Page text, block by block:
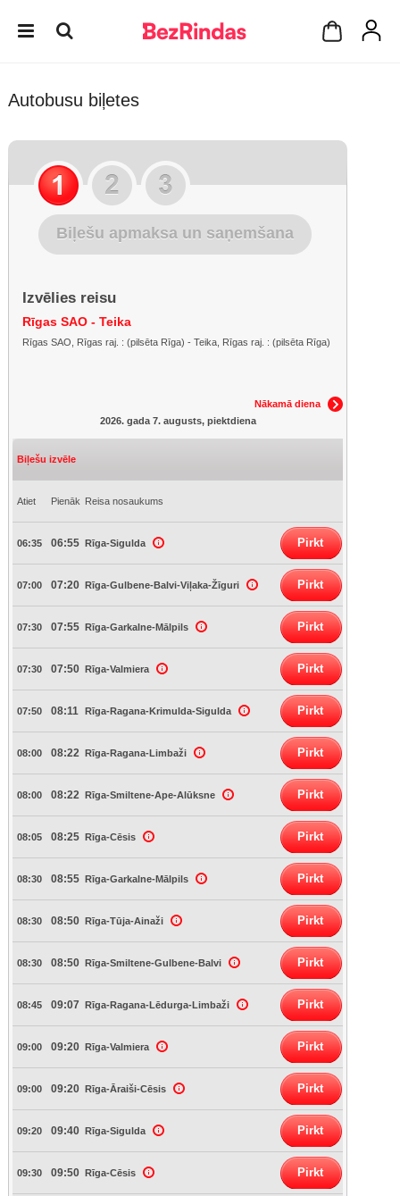
Autobusu biļetes
Biļešu apmaksa un saņemšana
Izvēlies reisu
Rīgas SAO - Teika
Rīgas SAO, Rīgas raj. : (pilsēta Rīga) - Teika, Rīgas raj. : (pilsēta Rīga)
Nākamā diena
2026. gada 7. augusts, piektdiena
Biļešu izvēle
Atiet Pienāk Reisa nosaukums
06:35 06:55 Rīga-Sigulda Pirkt
07:00 07:20 Rīga-Gulbene-Balvi-Viļaka-Žīguri Pirkt
07:30 07:55 Rīga-Garkalne-Mālpils Pirkt
07:30 07:50 Rīga-Valmiera Pirkt
07:50 08:11 Rīga-Ragana-Krimulda-Sigulda Pirkt
08:00 08:22 Rīga-Ragana-Limbaži Pirkt
08:00 08:22 Rīga-Smiltene-Ape-Alūksne Pirkt
08:05 08:25 Rīga-Cēsis Pirkt
08:30 08:55 Rīga-Garkalne-Mālpils Pirkt
08:30 08:50 Rīga-Tūja-Ainaži Pirkt
08:30 08:50 Rīga-Smiltene-Gulbene-Balvi Pirkt
08:45 09:07 Rīga-Ragana-Lēdurga-Limbaži Pirkt
09:00 09:20 Rīga-Valmiera Pirkt
09:00 09:20 Rīga-Āraiši-Cēsis Pirkt
09:20 09:40 Rīga-Sigulda Pirkt
09:30 09:50 Rīga-Cēsis Pirkt